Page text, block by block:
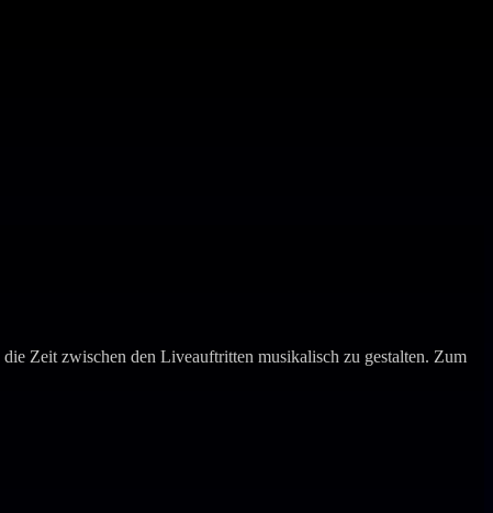
Zeit zwischen den Liveauftritten musikalisch zu gestalten. Zum